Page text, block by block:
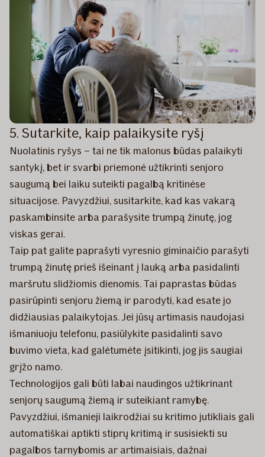
5. Sutarkite, kaip palaikysite ryšį
Nuolatinis ryšys – tai ne tik malonus būdas palaikyti
santykį, bet ir svarbi priemonė užtikrinti senjoro
saugumą bei laiku suteikti pagalbą kritinėse
situacijose. Pavyzdžiui, susitarkite, kad kas vakarą
paskambinsite arba parašysite trumpą žinutę, jog
viskas gerai.
Taip pat galite paprašyti vyresnio giminaičio parašyti
trumpą žinutę prieš išeinant į lauką arba pasidalinti
maršrutu slidžiomis dienomis. Tai paprastas būdas
pasirūpinti senjoru žiemą ir parodyti, kad esate jo
didžiausias palaikytojas. Jei jūsų artimasis naudojasi
išmaniuoju telefonu, pasiūlykite pasidalinti savo
buvimo vieta, kad galėtumėte įsitikinti, jog jis saugiai
grįžo namo.
Technologijos gali būti labai naudingos užtikrinant
senjorų saugumą žiemą ir suteikiant ramybę.
Pavyzdžiui, išmanieji laikrodžiai su kritimo jutikliais gali
automatiškai aptikti stiprų kritimą ir susisiekti su
pagalbos tarnybomis ar artimaisiais, dažnai